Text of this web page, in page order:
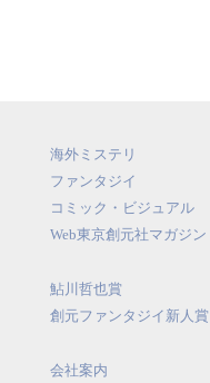
海外ミステリ
ファンタジイ
コミック・ビジュアル
Web東京創元社マガジン
鮎川哲也賞
創元ファンタジイ新人賞
会社案内